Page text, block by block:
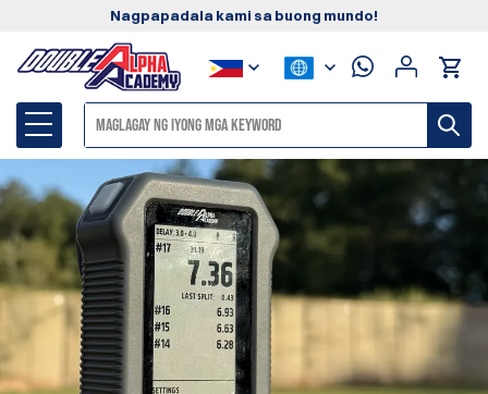
Nagpapadala kami sa buong mundo!